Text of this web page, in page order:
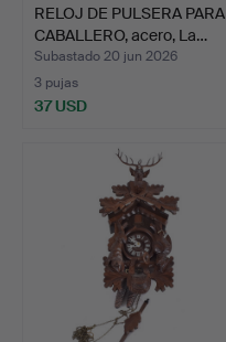
RELOJ DE PULSERA PARA
CABALLERO, acero, La…
Subastado 20 jun 2026
3 pujas
37 USD